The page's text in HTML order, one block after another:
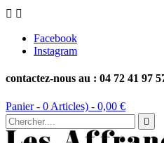
 
Facebook
Instagram
contactez-nous au : 04 72 41 97
Panier - 0 Articles) - 0,00 €
